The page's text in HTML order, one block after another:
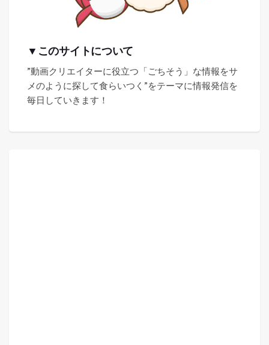
▼このサイトについて
”動画クリエイターに役立つ「ごちそう」な情報をサ
メのように探して食らいつく”をテーマに情報発信を
毎日していきます！